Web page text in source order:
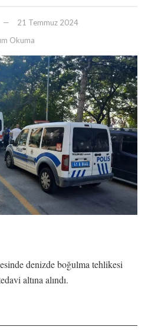
21 Temmuz 2024
Okuma
denizde boğulma tehlikesi
altına alındı.